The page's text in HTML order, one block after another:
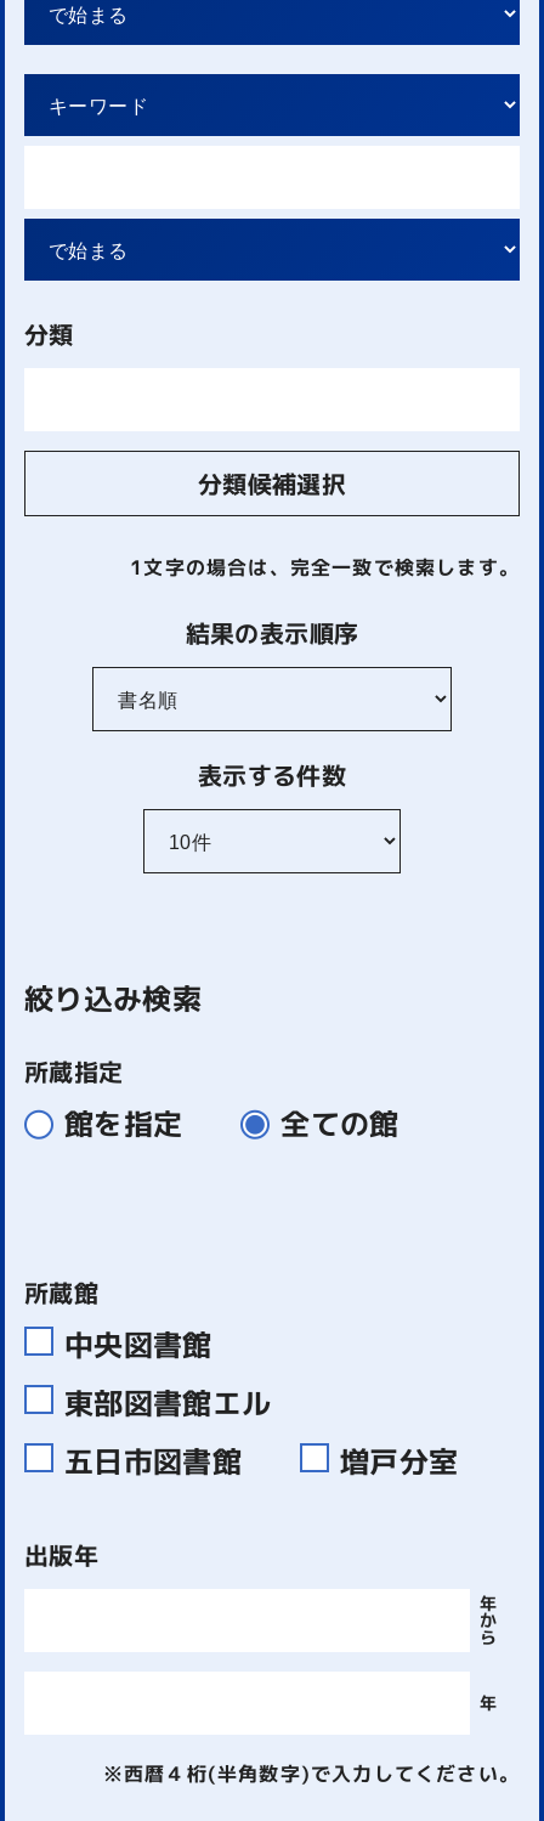
分類
分類候補選択
1文字の場合は、完全一致で検索します。
結果の表示順序
表示する件数
絞り込み検索
所蔵指定
館を指定 全ての館
所蔵館
中央図書館
東部図書館エル
五日市図書館
増戸分室
出版年
年
か
ら
年
※西暦４桁(半角数字)で入力してください。